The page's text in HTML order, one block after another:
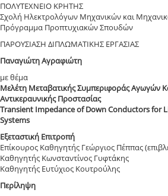
ΠΟΛΥΤΕΧΝΕΙΟ ΚΡΗΤΗΣ
Σχολή Ηλεκτρολόγων Μηχανικών και
Πρόγραμμα Προπτυχιακών Σπουδών
ΠΑΡΟΥΣΙΑΣΗ ΔΙΠΛΩΜΑΤΙΚΗΣ ΕΡΓΑΣΙΑΣ
Παναγιώτη Αγραφιώτη
με θέμα
Μελέτη Μεταβατικής Συμπεριφοράς Αγωγών
Αντικεραυνικής Προστασίας
Transient Impedance of Down Conductors for
Systems
Εξεταστική Επιτροπή
Επίκουρος Καθηγητής Γεώργιος Πέππας
Καθηγητής Κωνσταντίνος Γυφτάκης
Καθηγητής Ευτύχιος Κουτρούλης
Περίληψη